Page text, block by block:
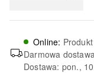
Online:
Darmowa dostawa
Dostawa: pon.,